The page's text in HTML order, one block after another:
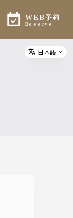
WEB予約
reserve
Select
日本語